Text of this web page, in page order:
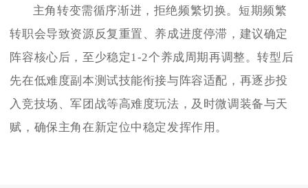
主角转变需循序渐进，拒绝频繁切换。短期频繁
转职会导致资源反复重置、养成进度停滞，建议确定
阵容核心后，至少稳定1-2个养成周期再调整。转型后
先在低难度副本测试技能衔接与阵容适配，再逐步投
入竞技场、军团战等高难度玩法，及时微调装备与天
赋，确保主角在新定位中稳定发挥作用。